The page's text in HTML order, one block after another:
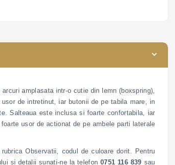
amplasata intr-o cutie din lemn (boxspring),
de intretinut, iar butonii de pe tabila mare, in
Salteaua este inclusa si foarte confortabila, iar
usor de actionat de pe ambele parti laterale
Observatii, codul de culoare dorit. Pentru
si detalii sunati-ne la telefon0751 116 839 sau